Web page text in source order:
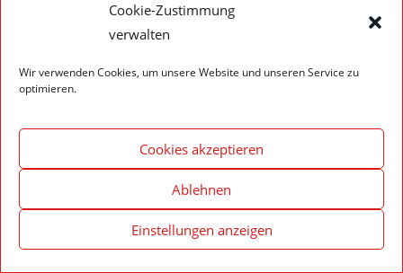
Cookie-Zustimmung
verwalten
Wir verwenden Cookies, um unsere Website und unseren Service zu
optimieren.
Cookies akzeptieren
Ablehnen
Einstellungen anzeigen
Impressum – Datenschutzerklärung